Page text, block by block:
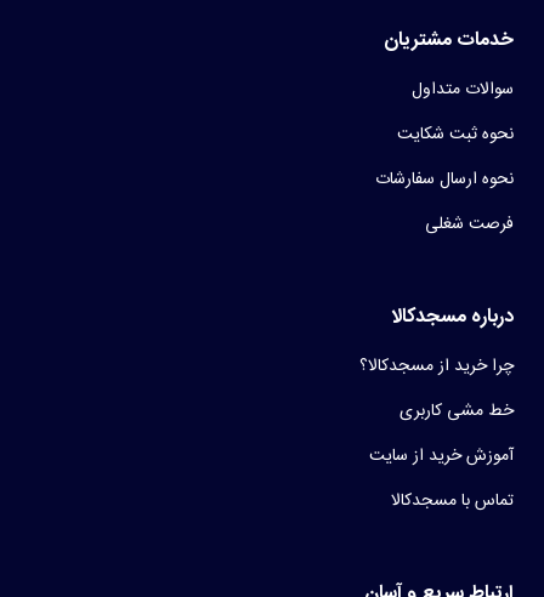
خدمات مشتریان
سوالات متداول
نحوه ثبت شکایت
نحوه ارسال سفارشات
فرصت شغلی
درباره مسجدکالا
چرا خرید از مسجدکالا؟
خط مشی کاربری
آموزش خرید از سایت
تماس با مسجدکالا